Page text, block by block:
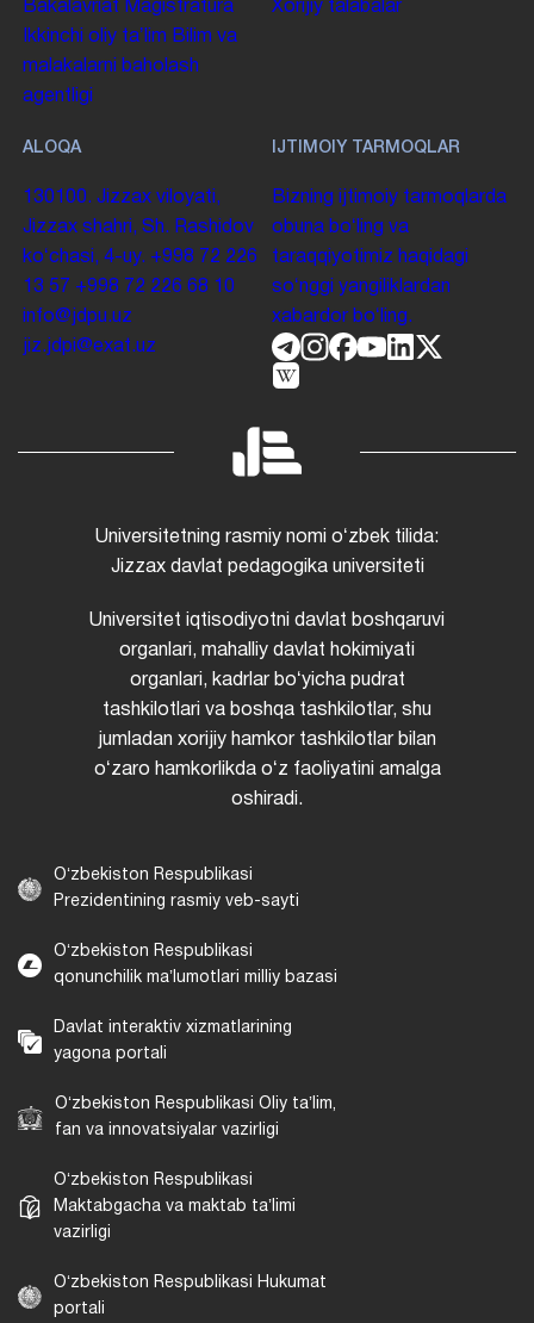
Bakalavriat Magistratura
Ikkinchi oliy taʼlim Bilim va
malakalarni baholash
agentligi
Xorijiy talabalar
ALOQA
130100. Jizzax viloyati,
Jizzax shahri, Sh. Rashidov
koʻchasi, 4-uy. +998 72 226
13 57 +998 72 226 68 10
info@jdpu.uz
jiz.jdpi@exat.uz
IJTIMOIY TARMOQLAR
Bizning ijtimoiy tarmoqlarda
obuna boʻling va
taraqqiyotimiz haqidagi
soʻnggi yangiliklardan
xabardor boʻling.
Universitetning rasmiy nomi oʻzbek tilida:
Jizzax davlat pedagogika universiteti
Universitet iqtisodiyotni davlat boshqaruvi
organlari, mahalliy davlat hokimiyati
organlari, kadrlar boʻyicha pudrat
tashkilotlari va boshqa tashkilotlar, shu
jumladan xorijiy hamkor tashkilotlar bilan
oʻzaro hamkorlikda oʻz faoliyatini amalga
oshiradi.
Oʻzbekiston Respublikasi
Prezidentining rasmiy veb-sayti
Oʻzbekiston Respublikasi
qonunchilik maʼlumotlari milliy bazasi
Davlat interaktiv xizmatlarining
yagona portali
Oʻzbekiston Respublikasi Oliy taʼlim,
fan va innovatsiyalar vazirligi
Oʻzbekiston Respublikasi
Maktabgacha va maktab taʼlimi
vazirligi
Oʻzbekiston Respublikasi Hukumat
portali